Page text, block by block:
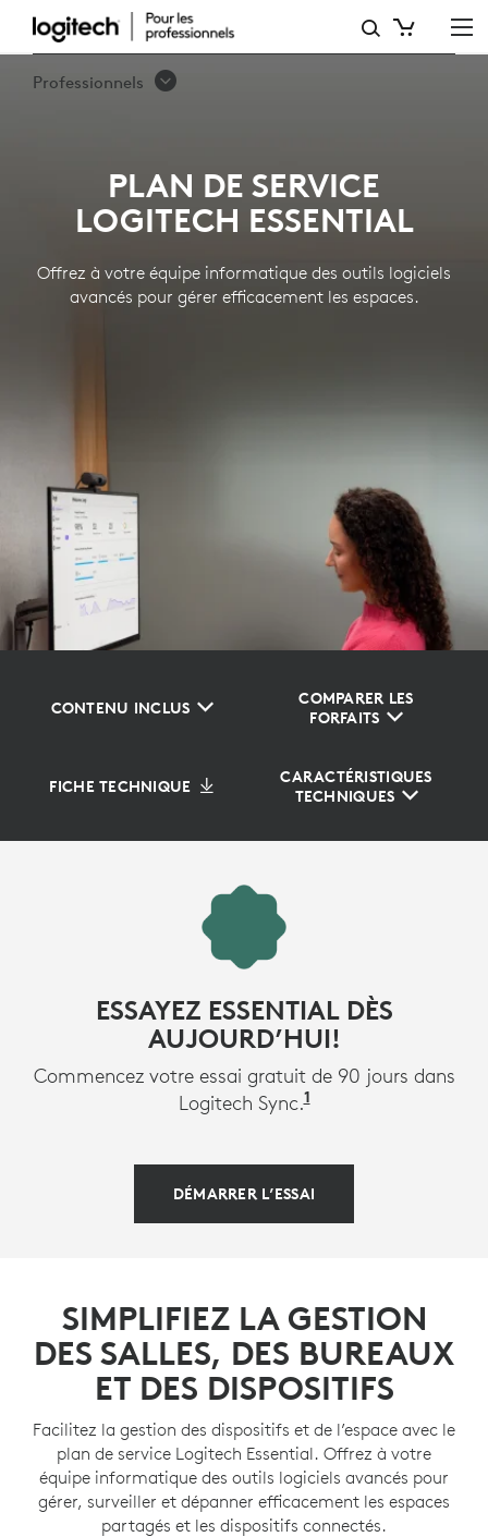
PLAN
DE
ESSENTIAL
Professionnels
PLAN DE SERVICE
LOGITECH ESSENTIAL
Offrez à votre équipe informatique des outils logiciels
avancés pour gérer efficacement les espaces.
CONTENU INCLUS
COMPARER LES
FORFAITS
FICHE TECHNIQUE
CARACTÉRISTIQUES
TECHNIQUES
ESSAYEZ ESSENTIAL DÈS
AUJOURD’HUI!
Commencez votre essai gratuit de 90 jours dans
Logitech Sync.1Disponible sur
DÉMARRER L’ESSAI
SIMPLIFIEZ LA GESTION
DES SALLES, DES BUREAUX
ET DES DISPOSITIFS
Facilitez la gestion des dispositifs et de l’espace avec le
plan de service Logitech Essential. Offrez à votre
équipe informatique des outils logiciels avancés pour
gérer, surveiller et dépanner efficacement les espaces
partagés et les dispositifs connectés.